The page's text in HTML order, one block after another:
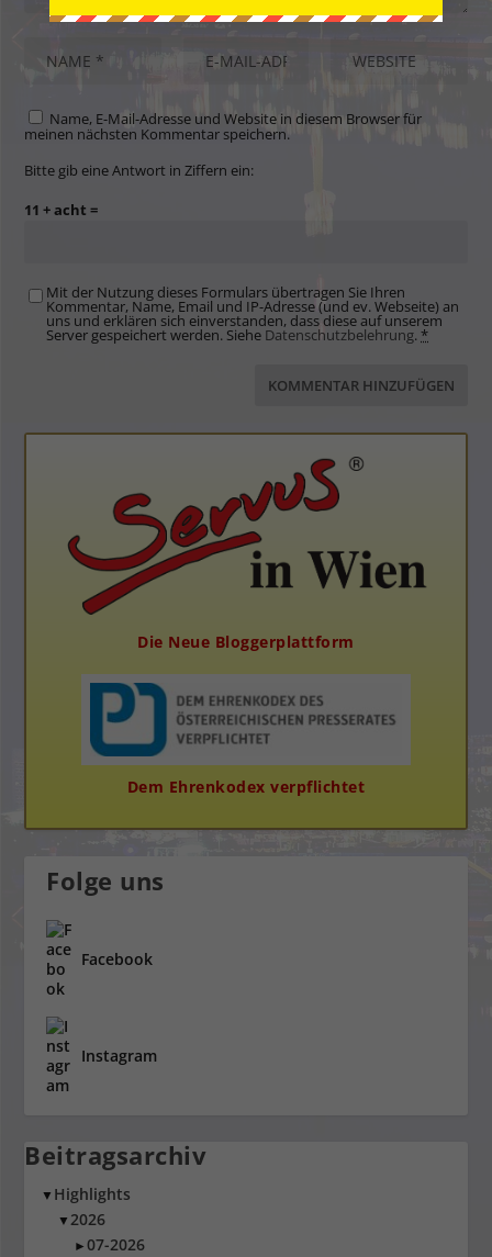
Name, E-Mail-Adresse und Website in diesem Browser für
meinen nächsten Kommentar speichern.
Bitte gib eine Antwort in Ziffern ein:
11 + acht =
Mit der Nutzung dieses Formulars übertragen Sie Ihren
Kommentar, Name, Email und IP-Adresse (und ev. Webseite) an
uns und erklären sich einverstanden, dass diese auf unserem
Server gespeichert werden. Siehe Datenschutzbelehrung.*
Die Neue Bloggerplattform
Dem Ehrenkodex verpflichtet
Folge uns
Facebook
Instagram
Beitragsarchiv
▼ Highlights
▼2026
►07-2026